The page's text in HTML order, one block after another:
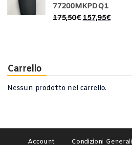
77200MKPDQ1
175,50€ 157,95€
Carrello
Nessun prodotto nel carrello.
Account Condizioni Generali